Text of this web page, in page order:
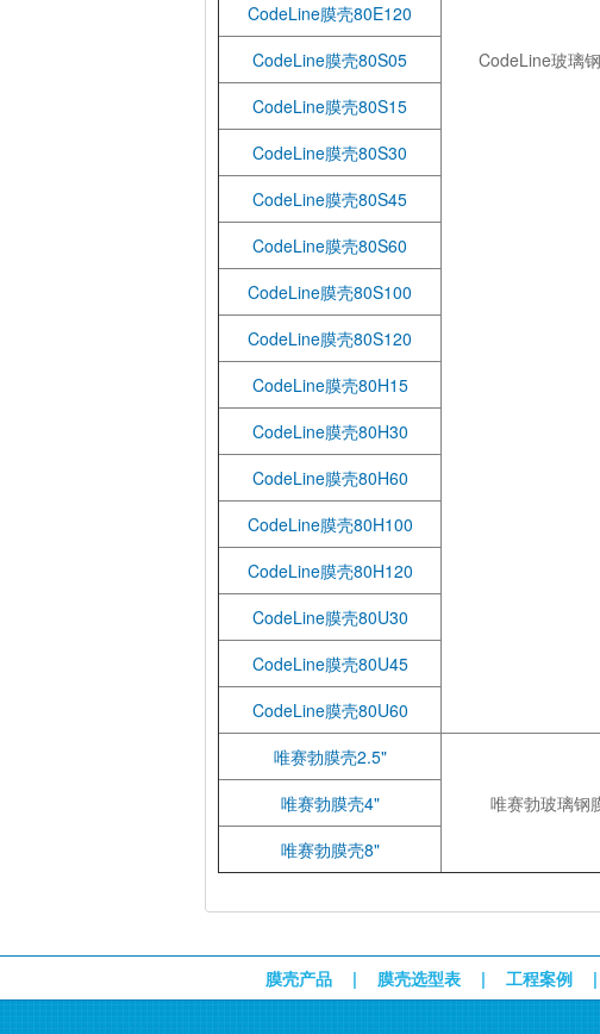
CodeLine玻璃
CodeLine膜壳80E120
CodeLine膜壳80S05
CodeLine膜壳80S15
CodeLine膜壳80S30
CodeLine膜壳80S45
CodeLine膜壳80S60
CodeLine膜壳80S100
CodeLine膜壳80S120
CodeLine膜壳80H15
CodeLine膜壳80H30
CodeLine膜壳80H60
CodeLine膜壳80H100
CodeLine膜壳80H120
CodeLine膜壳80U30
CodeLine膜壳80U45
CodeLine膜壳80U60
唯赛勃膜壳2.5"
唯赛勃玻璃钢
唯赛勃膜壳4"
唯赛勃膜壳8"
膜壳产品 | 膜壳选型表 | 工程案例 |